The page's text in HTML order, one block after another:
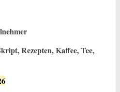
Rezepten, Kaffee, Tee,